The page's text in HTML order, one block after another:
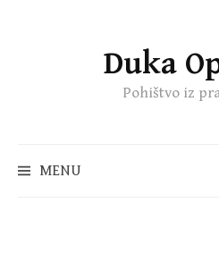
Duka
Pohištvo iz
MENU